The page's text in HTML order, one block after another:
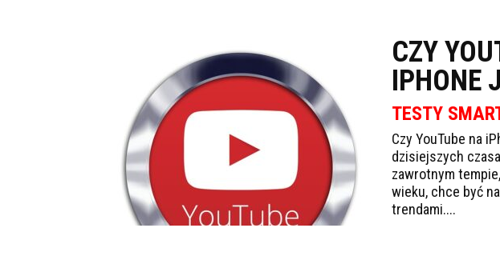
CZY
IPHONE
TESTY
Czy YouTube na
dzisiejszych
zawrotnym
wieku, chce być
trendami....